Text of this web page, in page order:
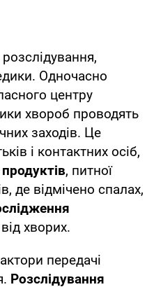
Одночасно
центру
хвороб проводять
заходів. Це
і контактних осіб,
, питної
де відмічено спалах,
від хворих.
передачі
Розслідування